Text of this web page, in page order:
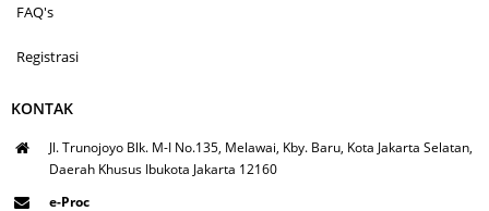
FAQ's
Registrasi
KONTAK
Jl. Trunojoyo Blk. M-I No.135, Melawai, Kby. Baru, Kota Jakarta Selatan,
Daerah Khusus Ibukota Jakarta 12160
e-Proc